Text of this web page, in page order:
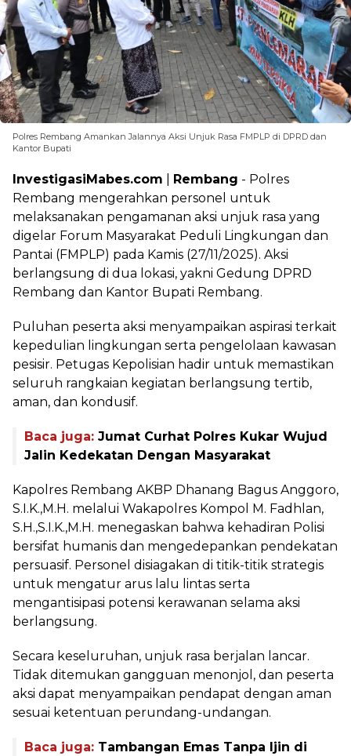
Polres Rembang Amankan Jalannya Aksi Unjuk Rasa FMPLP di DPRD dan
Kantor Bupati
InvestigasiMabes.com Rembang - Polres
Rembang mengerahkan personel untuk
melaksanakan pengamanan aksi unjuk rasa yang
digelar Forum Masyarakat Peduli Lingkungan dan
Pantai (FMPLP) pada Kamis (27/11/2025). Aksi
berlangsung di dua lokasi, yakni Gedung DPRD
Rembang dan Kantor Bupati Rembang.
Puluhan peserta aksi menyampaikan aspirasi terkait
kepedulian lingkungan serta pengelolaan kawasan
pesisir. Petugas Kepolisian hadir untuk memastikan
seluruh rangkaian kegiatan berlangsung tertib,
aman, dan kondusif.
Baca juga: Jumat Curhat Polres Kukar Wujud
Jalin Kedekatan Dengan Masyarakat
Kapolres Rembang AKBP Dhanang Bagus Anggoro,
S.I.K.,M.H. melalui Wakapolres Kompol M. Fadhlan,
S.H.,S.I.K.,M.H. menegaskan bahwa kehadiran Polisi
bersifat humanis dan mengedepankan pendekatan
persuasif. Personel disiagakan di titik-titik strategis
untuk mengatur arus lalu lintas serta
mengantisipasi potensi kerawanan selama aksi
berlangsung.
Secara keseluruhan, unjuk rasa berjalan lancar.
Tidak ditemukan gangguan menonjol, dan peserta
aksi dapat menyampaikan pendapat dengan aman
sesuai ketentuan perundang-undangan.
Baca juga: Tambangan Emas Tanpa Ijin di